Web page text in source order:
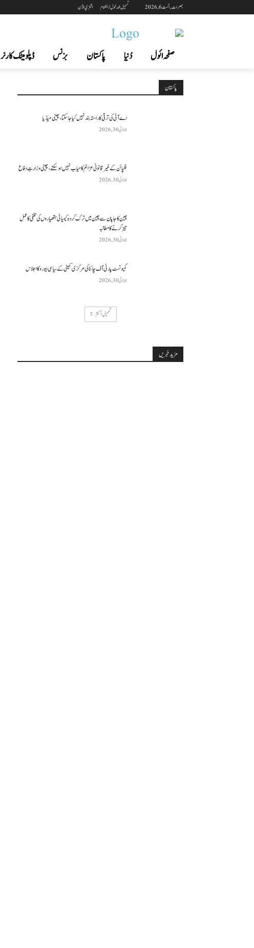
جمعرات, اگست 6, 2026 تسجيل الدخول / انضمام اشتري الآن
صفحہ ائول دُنیا پاکستان بزنس ڈپلومیٹک کارنر
پاکستان
اے آئی کی ترقی کا راستہ بند نہیں کیا جا سکتا، چینی میڈیا
جولائی 30, 2026
فلپائن کے غیر قانونی عزائم کامیاب نہیں ہو سکتے ، چینی وزارتِ دفاع
جولائی 30, 2026
چین کا جاپان سے چین میں ترک کردہ کیمیائی ہتھیاروں کی تلفی کا عمل
تیز کرنے کا مطالبہ
جولائی 30, 2026
کمیونسٹ پارٹی آف چائنا کی مرکزی کمیٹی کے سیاسی بیورو کا اجلاس
جولائی 30, 2026
تحميل أكثر
مزید خبریں